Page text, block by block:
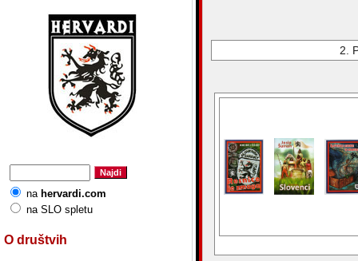
na hervardi.com
na SLO spletu
O društvih
2.